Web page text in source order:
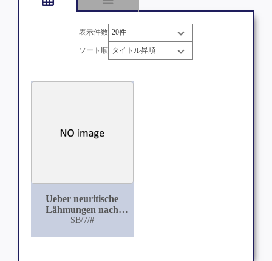
表示件数
ソート順
Ueber neuritische
Lähmungen nach
Abdominaltyphus
SB/7/#